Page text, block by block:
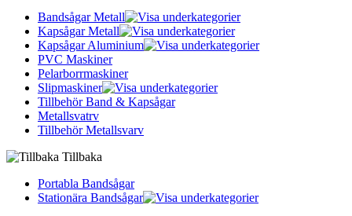
Bandsågar Metall
Kapsågar Metall
Kapsågar Aluminium
PVC Maskiner
Pelarborrmaskiner
Slipmaskiner
Tillbehör Band & Kapsågar
Metallsvatrv
Tillbehör Metallsvarv
Tillbaka
Portabla Bandsågar
Stationära Bandsågar